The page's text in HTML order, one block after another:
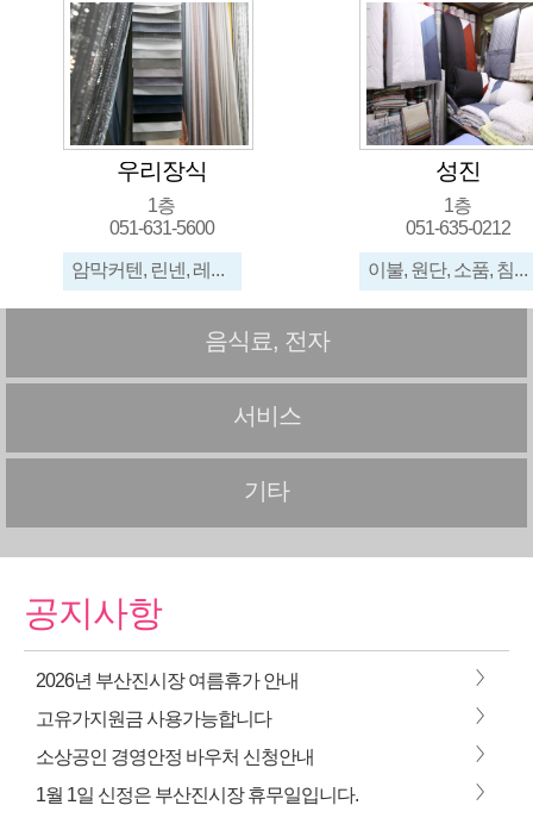
우리장식
1층
051-631-5600
암막커텐, 린넨, 레이스, 콤비블라인드, 우드
성진
1층
051-635-0212
이불, 원단, 소품, 침구, 맞춤이불
음식료, 전자
서비스
기타
공지사항
2026년 부산진시장 여름휴가 안내 >
고유가지원금 사용가능합니다 >
소상공인 경영안정 바우처 신청안내 >
1월 1일 신정은 부산진시장 휴무일입니다. >